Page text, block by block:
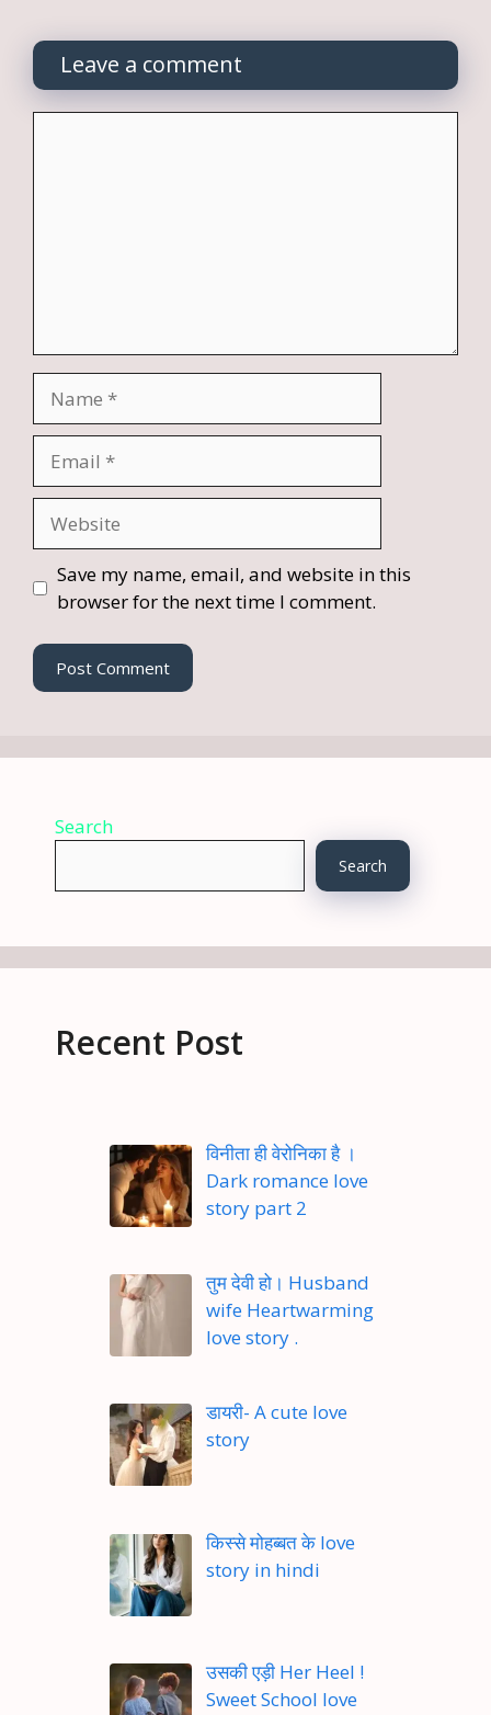
Leave a comment
Save my name, email, and website in this
browser for the next time I comment.
Search
Search
Recent Post
विनीता ही वेरोनिका है ।
Dark romance love
story part 2
तुम देवी हो। Husband
wife Heartwarming
love story .
डायरी- A cute love
story
किस्से मोहब्बत के love
story in hindi
उसकी एड़ी Her Heel !
Sweet School love